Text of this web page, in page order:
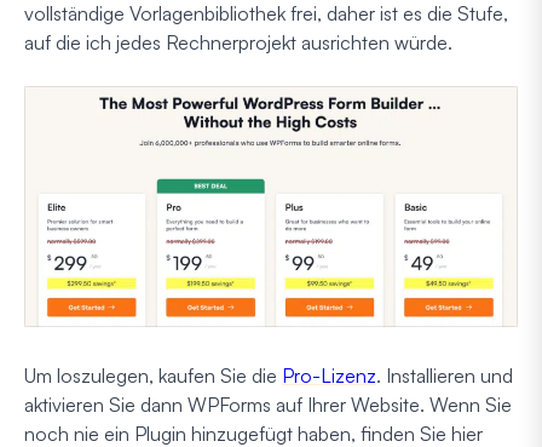
vollständige Vorlagenbibliothek frei, daher ist es die Stufe,
auf die ich jedes Rechnerprojekt ausrichten würde.
Um loszulegen, kaufen Sie die Pro-Lizenz. Installieren und
aktivieren Sie dann WPForms auf Ihrer Website. Wenn Sie
noch nie ein Plugin hinzugefügt haben, finden Sie hier